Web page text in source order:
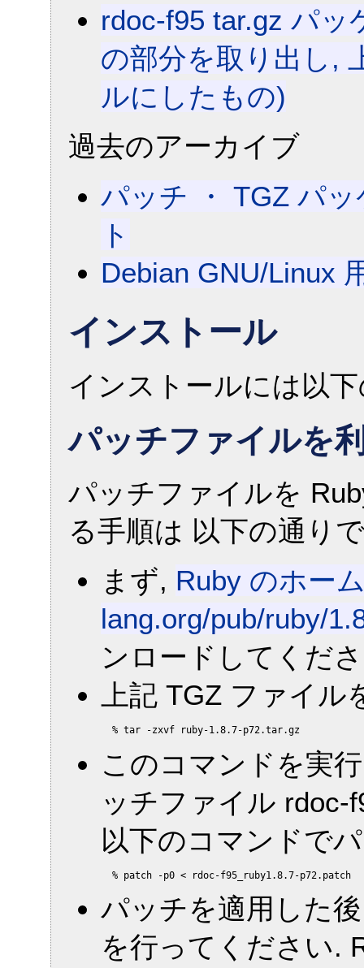
rdoc-f95 tar.gz パッ
の部分を取り出し,
ルにしたもの)
過去のアーカイブ
パッチ ・ TGZ パ
ト
Debian GNU/Linux
インストール
インストールには以
パッチファイルを
パッチファイルを
る手順は 以下の通り
まず, Ruby のホー
lang.org/pub/ruby/
ンロードしてくだ
上記 TGZ ファイ
このコマンドを実
ッチファイル rdoc-
以下のコマンドで
パッチを適用した
を行ってください.